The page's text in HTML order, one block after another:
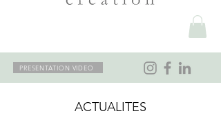
PRESENTATION VIDEO
ACTUALITES